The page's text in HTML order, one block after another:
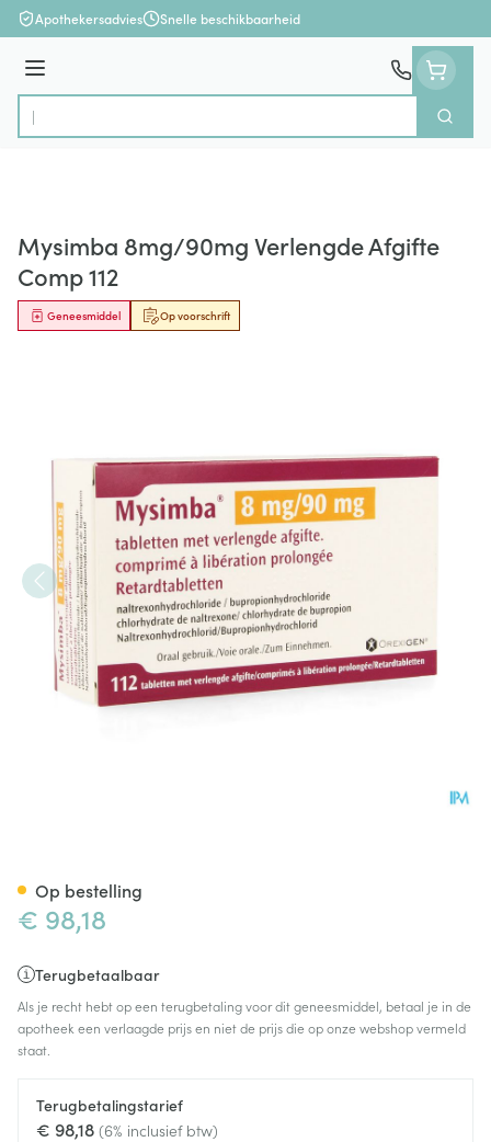
Ga naar de inhoud
Apothekersadvies Snelle beschikbaarheid
Menu
Product, merk, categorie...
Zoek
Mysimba 8mg/90mg Verlengde Afgifte
Comp 112
Op voorschrift
Geneesmiddel
€ 98,18
Terugbetaalbaar
Als je recht hebt op een terugbetaling voor dit geneesmiddel, betaal je in de
apotheek een verlaagde prijs en niet de prijs die op onze webshop vermeld
staat.
Terugbetalingstarief
€ 98,18 (6% inclusief btw)
Op bestelling